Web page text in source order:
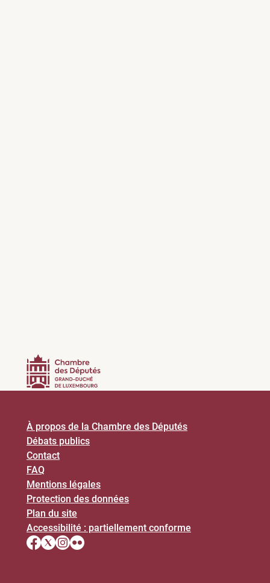
À propos de la Chambre des Députés
Débats publics
Contact
FAQ
Mentions légales
Protection des données
Plan du site
Accessibilité : partiellement conforme